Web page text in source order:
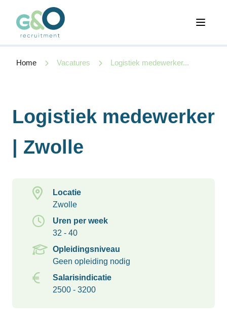
Open
Home Vacatures Logistiek medewerker...
Logistiek medewerker
| Zwolle
Locatie
Zwolle
Uren per week
32 - 40
Opleidingsniveau
Geen opleiding nodig
Salarisindicatie
2500 - 3200